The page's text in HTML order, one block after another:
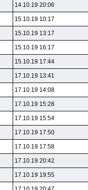
14.10.19 20:06
15.10.19 10:17
15.10.19 13:17
15.10.19 16:17
15.10.19 17:44
17.10.19 13:41
17.10.19 14:08
17.10.19 15:28
17.10.19 15:54
17.10.19 17:50
17.10.19 17:58
17.10.19 20:42
17.10.19 19:55